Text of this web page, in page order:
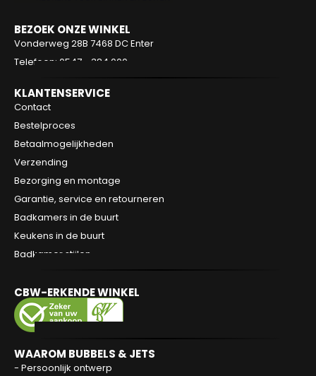
BEZOEK ONZE WINKEL
Vonderweg 28B 7468 DC Enter
Telefoon: 0547 - 384 000
KLANTENSERVICE
Contact
Bestelproces
Betaalmogelijkheden
Verzending
Bezorging en montage
Garantie, service en retourneren
Badkamers in de buurt
Keukens in de buurt
Badkamer stijlen
CBW-ERKENDE WINKEL
WAAROM BUBBELS & JETS
- Persoonlijk ontwerp